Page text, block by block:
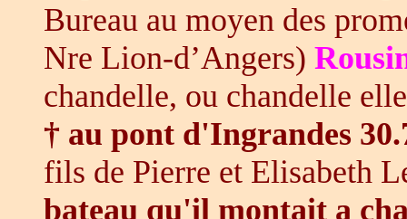
Bureau au moyen des
Nre Lion-d’Angers)
chandelle, ou chandelle
† au pont d'Ingrandes
fils de Pierre et Elisabeth
bateau qu'il montait a